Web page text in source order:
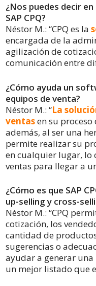
¿Nos puedes decir
SAP CPQ?
Néstor M.: “CPQ es la
encargada de la
agilización de
comunicación entre
¿Cómo ayuda un
equipos de venta?
Néstor M.: “La
ventasen su proceso
además, al ser una
permite realizar su
en cualquier lugar, lo
ventas para llegar a
¿Cómo es que SAP
up-selling y cross-
Néstor M.: “CPQ
cotización, los
cantidad de
sugerencias o
ayudar a generar una
un mejor listado que